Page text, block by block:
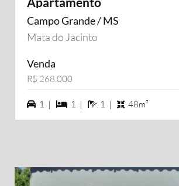
Campo Grande / MS
Mata do Jacinto
Venda
R$ 268.000
1 vagas na garagem
1 | 1 dormiórios
1 | 1 banheiros
1 | 48m²